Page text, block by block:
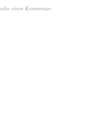
einen Kommentar